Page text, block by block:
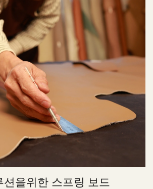
션을위한 스프링 보드